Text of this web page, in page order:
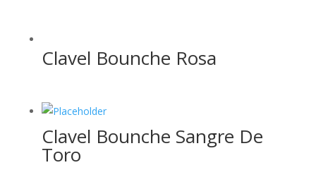
Clavel Bounche Rosa
Clavel Bounche Sangre De
Toro